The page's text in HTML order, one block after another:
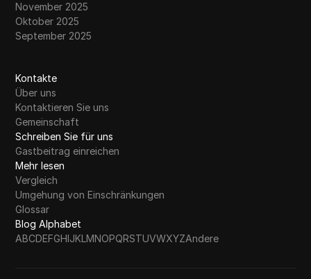
November 2025
Oktober 2025
September 2025
Kontakte
Über uns
Kontaktieren Sie uns
Gemeinschaft
Schreiben Sie für uns
Gastbeitrag einreichen
Mehr lesen
Vergleich
Umgehung von Einschränkungen
Glossar
Blog Alphabet
ABCDEFGHIJKLMNOPQRSTUVWXYZAndere